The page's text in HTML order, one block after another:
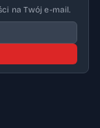
na Twój e-mail.